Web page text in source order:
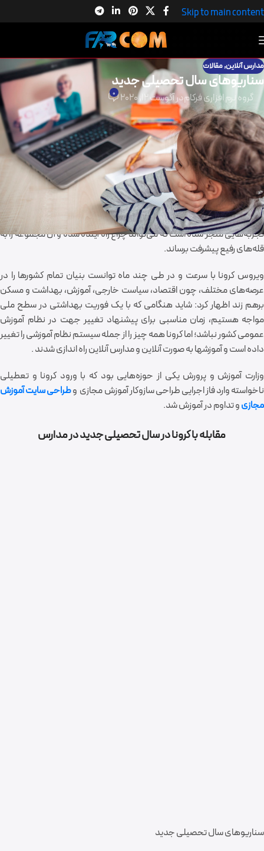
Skip to main content
مدارس آنلاین,مقالات
سناریوهای سال تحصیلی جدید
گروه نرم افزاری فرکامدر آگوست 12, 2020 0
سناریوهای سال تحصیلی جدید
سال تحصیلی جدید براساس نظر مسئولان ستاد ملی مقابله با ویروس کرونا و
متخصصان و احتمال ورود موج جدید آن و همزمانی با فصل پاییز و شیوع
مشکلاتی فراتر از قبل شویم، البته تمام تاثیرات کرونا مذموم نبوده، بلکه در
برخی حوزه‌ها توانست نوآوری‌ها و راه‌حل‌هایی را که تا قبل با مقاومت‌هایی
مواجه می‌شد را به یکباره دگرگون کند؛ به گونه‌ای که در برخی حوزه‌ها به کسب
تجربه‌هایی منجر شده است که می‌تواند چراغ راه آینده شده و آن مجموعه را به
قله‌های رفیع پیشرفت برساند.
ویروس کرونا با سرعت و در طی چند ماه توانست بنیان تمام کشور‌ها را در
عرصه‌های مختلف، چون اقتصاد، سیاست خارجی، آموزش، بهداشت و مسکن
برهم زند اظهار کرد: شاید هنگامی که با یک فوریت بهداشتی در سطح ملی
مواجه هستیم، زمان مناسبی برای پیشنهاد تغییر جهت در نظام آموزش
عمومی کشور نباشد؛ اما کرونا همه چیز را از جمله سیستم نظام آموزشی را تغییر
داده است و آموزشها به صورت آنلاین و مدارس آنلاین راه اندازی شدند .
وزارت آموزش و پرورش یکی از حوزه‌هایی بود که با ورود کرونا و تعطیلی
ناخواسته وارد فاز اجرایی طراحی سازوکار آموزش مجازی وطراحی سایت آموزش
مجازیو تداوم در آموزش شد.
مقابله با کرونا در سال تحصیلی جدید در مدارس
سناریوهای سال تحصیلی جدید